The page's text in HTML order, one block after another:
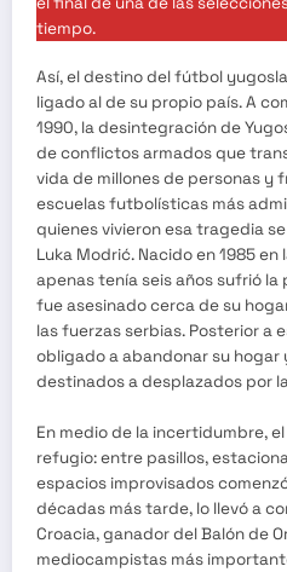
tiempo.
Así, el destino del fútbol
ligado al de su propio país. A
1990, la desintegración de
de conflictos armados que
vida de millones de personas y
escuelas futbolísticas más
quienes vivieron esa tragedia
Luka Modrić. Nacido en 1985
apenas tenía seis años sufrió
fue asesinado cerca de su
las fuerzas serbias. Posterior a
obligado a abandonar su hogar
destinados a desplazados por
En medio de la incertidumbre,
refugio: entre pasillos,
espacios improvisados
décadas más tarde, lo llevó a
Croacia, ganador del Balón de
mediocampistas más